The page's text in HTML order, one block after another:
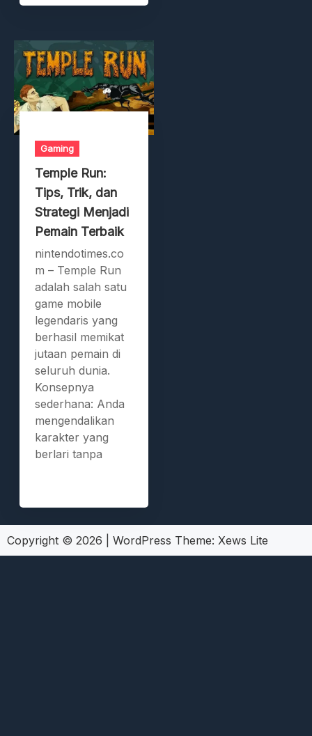
Gaming
Temple Run:
Tips, Trik, dan
Strategi Menjadi
Pemain Terbaik
nintendotimes.co
m – Temple Run
adalah salah satu
game mobile
legendaris yang
berhasil memikat
jutaan pemain di
seluruh dunia.
Konsepnya
sederhana: Anda
mengendalikan
karakter yang
berlari tanpa
Copyright © 2026 WordPress Theme: Xews Lite